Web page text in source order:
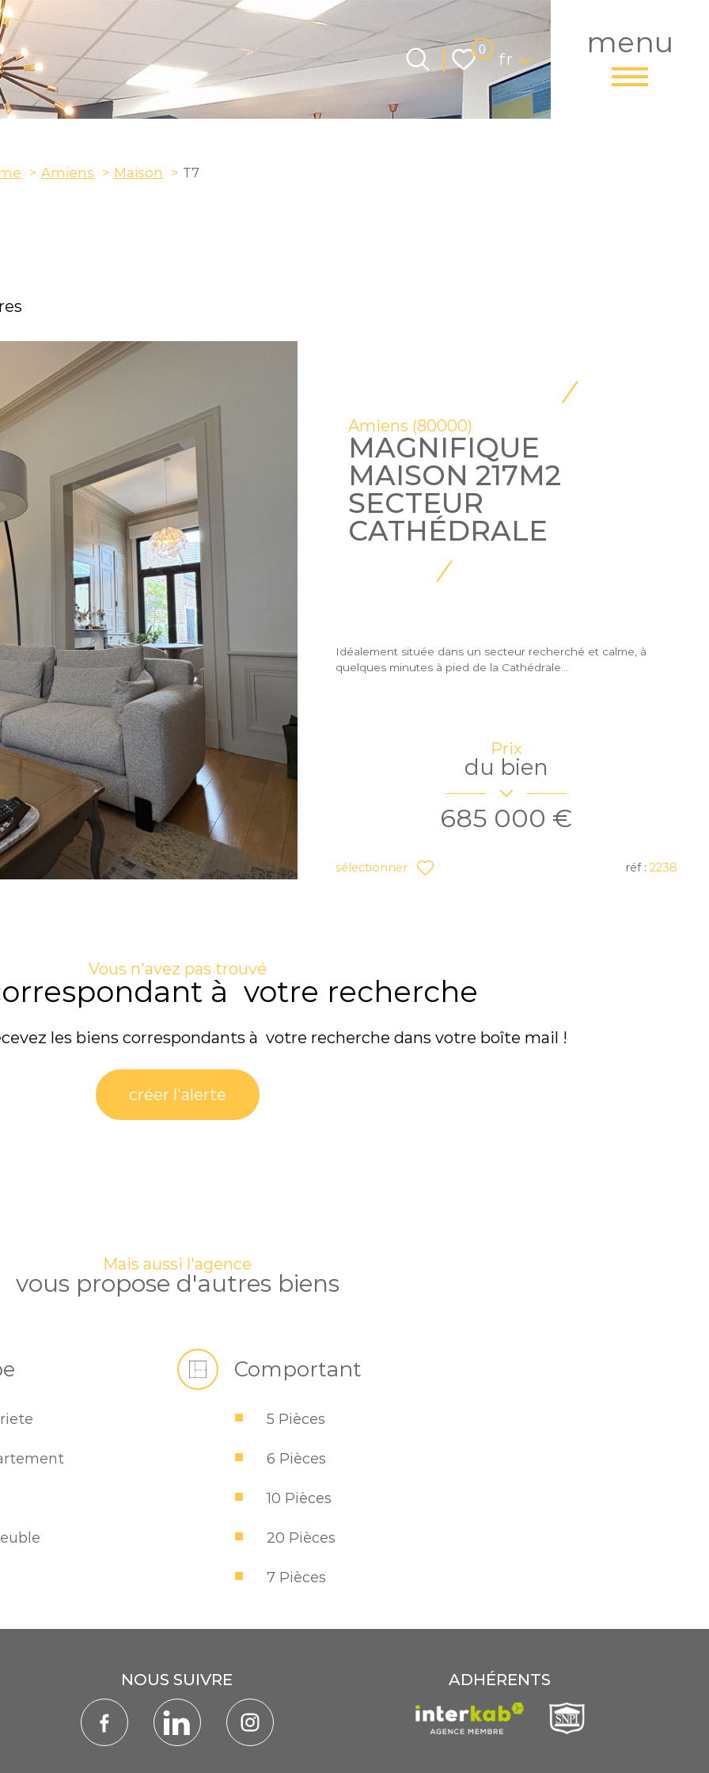
menu
0 Langue
fr
Amiens Maison T7
Amiens (80000)
MAGNIFIQUE
MAISON 217M2
SECTEUR
CATHÉDRALE
Idéalement située dans un secteur recherché et calme, à
quelques minutes à pied de la Cathédrale...
Prix
du bien
685 000 €
sélectionner réf : 2238
Vous n'avez pas trouvé
à votre recherche
les biens correspondants à votre recherche dans votre boîte mail !
créer l'alerte
Mais aussi l'agence
vous propose d'autres biens
Comportant
5 Pièces
6 Pièces
10 Pièces
20 Pièces
7 Pièces
NOUS SUIVRE ADHÉRENTS